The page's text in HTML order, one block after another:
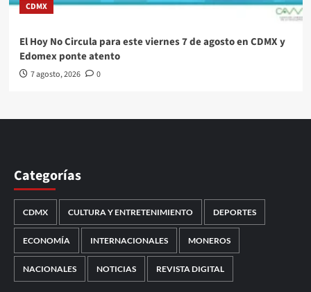
CDMX
El Hoy No Circula para este viernes 7 de agosto en CDMX y
Edomex ponte atento
7 agosto, 2026 0
Categorías
CDMX CULTURA Y ENTRETENIMIENTO DEPORTES
ECONOMÍA INTERNACIONALES MONEROS
NACIONALES NOTICIAS REVISTA DIGITAL